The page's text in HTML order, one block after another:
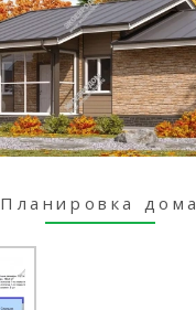
Планировка дома